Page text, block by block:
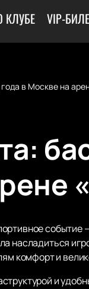
КЛУБЕ VIP-
в Москве на
событие
насладиться
комфорт и
и